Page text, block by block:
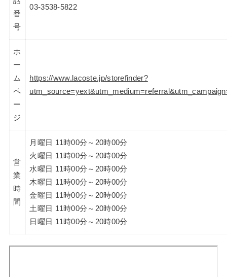
番
号
03-3538-5822
ホ
ー
ム
ペ
ー
ジ
https://www.lacoste.jp/storefinder?
営
業
時
間
月曜日 11時00分～20時00分
火曜日 11時00分～20時00分
水曜日 11時00分～20時00分
木曜日 11時00分～20時00分
金曜日 11時00分～20時00分
土曜日 11時00分～20時00分
日曜日 11時00分～20時00分